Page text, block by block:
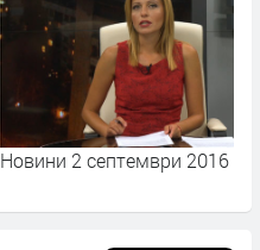
Новини 2 септември 2016